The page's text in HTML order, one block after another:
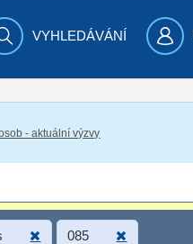
VYHLEDÁVÁNÍ
- aktuální výzvy
085